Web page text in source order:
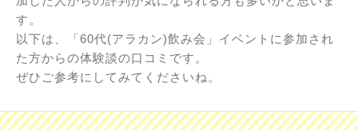
す。
以下は、「60代(アラカン)飲み会」イベントに参加され
た方からの体験談の口コミです。
ぜひご参考にしてみてくださいね。